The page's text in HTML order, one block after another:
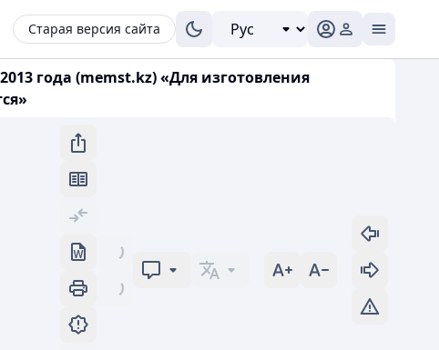
Старая версия сайта
года (memst.kz) «Для изготовления